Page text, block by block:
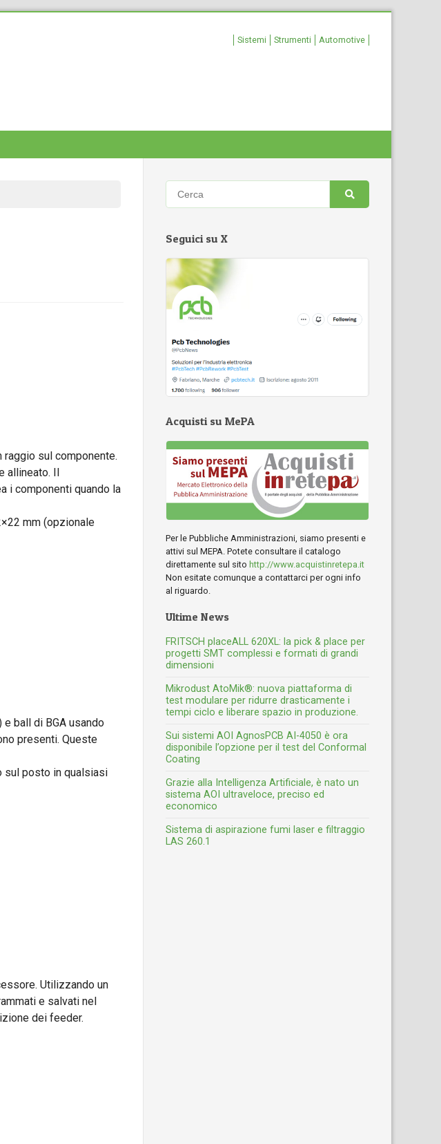
Sistemi Strumenti Automotive
sul componente.
allineato. Il
i componenti quando la
mm (opzionale
ball di BGA usando
presenti. Queste
sul posto in qualsiasi
Utilizzando un
e salvati nel
dei feeder.
Seguici su X
Acquisti su MePA
Per le Pubbliche Amministrazioni, siamo presenti e
attivi sul MEPA. Potete consultare il catalogo
direttamente sul sito http://www.acquistinretepa.it
Non esitate comunque a contattarci per ogni info
al riguardo.
Ultime News
FRITSCH placeALL 620XL: la pick & place per
progetti SMT complessi e formati di grandi
dimensioni
Mikrodust AtoMik®: nuova piattaforma di
test modulare per ridurre drasticamente i
tempi ciclo e liberare spazio in produzione.
Sui sistemi AOI AgnosPCB AI-4050 è ora
disponibile l’opzione per il test del Conformal
Coating
Grazie alla Intelligenza Artificiale, è nato un
sistema AOI ultraveloce, preciso ed
economico
Sistema di aspirazione fumi laser e filtraggio
LAS 260.1